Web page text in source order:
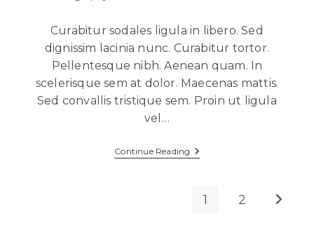
Curabitur sodales ligula in libero. Sed
dignissim lacinia nunc. Curabitur tortor.
Pellentesque nibh. Aenean quam. In
scelerisque sem at dolor. Maecenas mattis.
Sed convallis tristique sem. Proin ut ligula
vel…
Continue Reading
1 2